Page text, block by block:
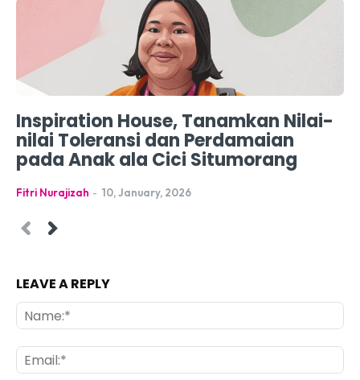
Inspiration House, Tanamkan Nilai-
nilai Toleransi dan Perdamaian
pada Anak ala Cici Situmorang
Fitri Nurajizah - 10, January, 2026
LEAVE A REPLY